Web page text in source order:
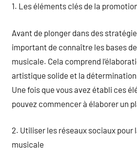
1. Les éléments clés de la
Avant de plonger dans des
important de connaître les bases
musicale. Cela comprend
artistique solide et la
Une fois que vous avez établi ces
pouvez commencer à élaborer un
2. Utiliser les réseaux sociaux pour
musicale